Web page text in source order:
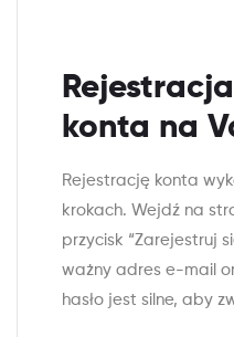
konta na
Rejestrację konta
krokach. Wejdź na
przycisk “Zarejestruj
ważny adres e-mail
hasło jest silne, aby